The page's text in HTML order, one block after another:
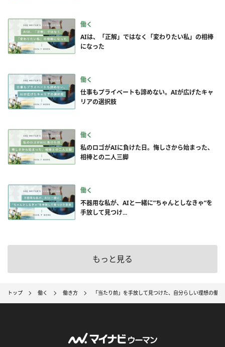
働く
AIは、「正解」ではなく「変わりたい私」の相棒
になった
働く
仕事もプライベートも諦めない。AIが広げたキャ
リアの選択肢
働く
私のロゴがAIに負けた日。悔しさから始まった、
相棒との二人三脚
働く
不器用な私が、AIと一緒に”ちゃんとしなきゃ”を
手放して見つけ...
もっと見る
トップ 働く 働き方 「当たり前」を手放して見つけた、自分らしい理想の働き